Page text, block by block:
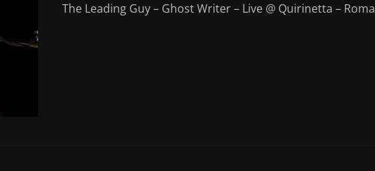
The Leading Guy – Ghost Writer – Live @ Quirinetta – Roma